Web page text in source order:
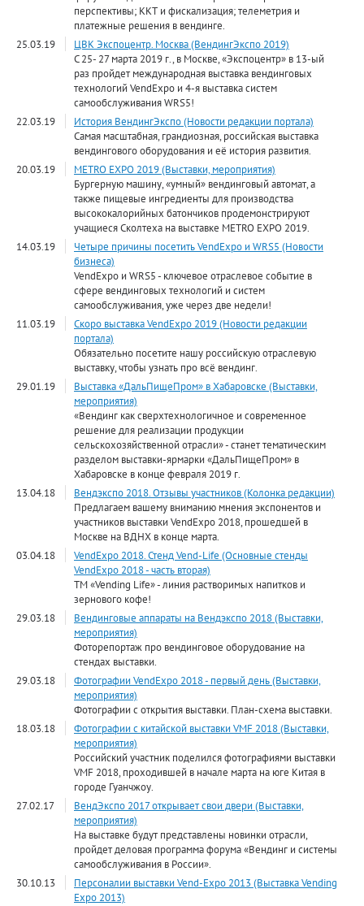
перспективы; ККТ и фискализация; телеметрия и
платежные решения в вендинге.
25.03.19
ЦВК Экспоцентр. Москва (ВендингЭкспо 2019)
C 25- 27 марта 2019 г., в Москве, «Экспоцентр» в 13-ый
раз пройдет международная выставка вендинговых
технологий VendExpo и 4-я выставка систем
самообслуживания WRS5!
22.03.19
История ВендингЭкспо (Новости редакции портала)
Самая масштабная, грандиозная, российская выставка
вендингового оборудования и её история развития.
20.03.19
METRO EXPO 2019 (Выставки, мероприятия)
Бургерную машину, «умный» вендинговый автомат, а
также пищевые ингредиенты для производства
высококалорийных батончиков продемонстрируют
учащиеся Сколтеха на выставке METRO EXPO 2019.
14.03.19
Четыре причины посетить VendExpo и WRS5 (Новости
бизнеса)
VendExpo и WRS5 - ключевое отраслевое событие в
сфере вендинговых технологий и систем
самообслуживания, уже через две недели!
11.03.19
Скоро выставка VendExpo 2019 (Новости редакции
портала)
Обязательно посетите нашу российскую отраслевую
выставку, чтобы узнать про всё вендинг.
29.01.19
Выставка «ДальПищеПром» в Хабаровске (Выставки,
мероприятия)
«Вендинг как сверхтехнологичное и современное
решение для реализации продукции
сельскохозяйственной отрасли» - станет тематическим
разделом выставки-ярмарки «ДальПищеПром» в
Хабаровске в конце февраля 2019 г.
13.04.18
Вендэкспо 2018. Отзывы участников (Колонка редакции)
Предлагаем вашему вниманию мнения экспонентов и
участников выставки VendExpo 2018, прошедшей в
Москве на ВДНХ в конце марта.
03.04.18
VendExpo 2018. Стенд Vend-Life (Основные стенды
VendExpo 2018 - часть вторая)
ТМ «Vending Life» - линия растворимых напитков и
зернового кофе!
29.03.18
Вендинговые аппараты на Вендэкспо 2018 (Выставки,
мероприятия)
Фоторепортаж про вендинговое оборудование на
стендах выставки.
29.03.18
Фотографии VendExpo 2018 - первый день (Выставки,
мероприятия)
Фотографии с открытия выставки. План-схема выставки.
18.03.18
Фотографии с китайской выставки VMF 2018 (Выставки,
мероприятия)
Российский участник поделился фотографиями выставки
VMF 2018, проходившей в начале марта на юге Китая в
городе Гуанчжоу.
27.02.17
ВендЭкспо 2017 открывает свои двери (Выставки,
мероприятия)
На выставке будут представлены новинки отрасли,
пройдет деловая программа форума «Вендинг и системы
самообслуживания в России».
30.10.13
Персоналии выставки Vend-Expo 2013 (Выставка Vending
Expo 2013)